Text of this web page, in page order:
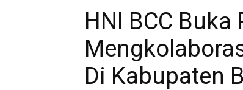
HNI BCC
Di Kabupaten